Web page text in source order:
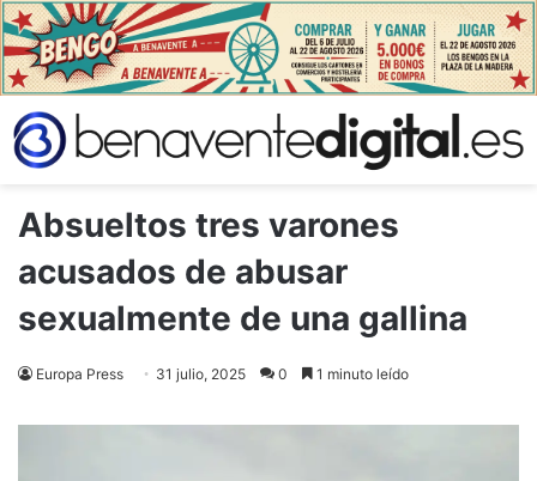
Absueltos tres varones
acusados de abusar
sexualmente de una gallina
Europa Press 31 julio, 2025 0 1 minuto leído